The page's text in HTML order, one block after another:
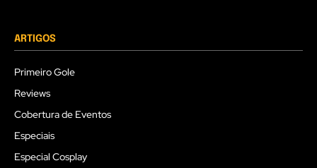
ARTIGOS
Primeiro Gole
Reviews
Cobertura de Eventos
Especiais
Especial Cosplay